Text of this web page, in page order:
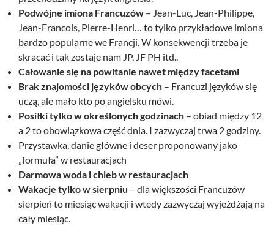
Podwójne imiona Francuzów – Jean-Luc, Jean-Philippe,
Jean-Francois, Pierre-Henri… to tylko przykładowe imiona
bardzo popularne we Francji. W konsekwencji trzeba je
skracać i tak zostaje nam JP, JF PH itd..
Całowanie się na powitanie nawet między facetami
Brak znajomości języków obcych – Francuzi języków się
uczą, ale mało kto po angielsku mówi.
Posiłki tylko w określonych godzinach – obiad między 12
a 2 to obowiązkowa część dnia. I zazwyczaj trwa 2 godziny.
Przystawka, danie główne i deser proponowany jako
„formuła” w restauracjach
Darmowa woda i chleb w restauracjach
Wakacje tylko w sierpniu – dla większości Francuzów
sierpień to miesiąc wakacji i wtedy zazwyczaj wyjeżdżają na
cały miesiąc.